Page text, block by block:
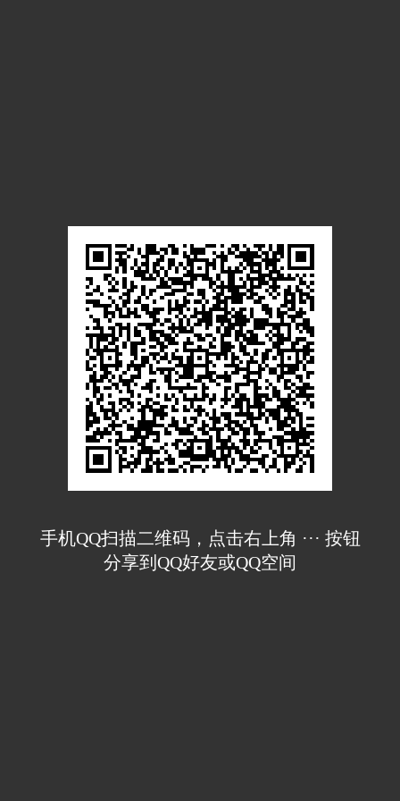
手机QQ扫描二维码，点击右上角 ··· 按钮
分享到QQ好友或QQ空间